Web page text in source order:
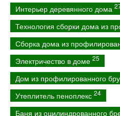
Интерьер деревянного дома
Технология сборки дома из
Сборка дома из
Электричество в доме 25
Дом из профилированного
Утеплитель пеноплекс 24
Баня из оцилиндрованного